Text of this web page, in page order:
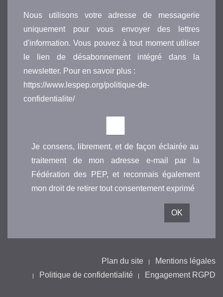
Nous utilisons votre adresse de messagerie
uniquement pour vous envoyer des lettres
d'information. Vous pouvez à tout moment utiliser
le lien de désabonnement intégré dans la
newsletter. Pour en savoir plus :
https://www.lespep.org/politique-de-
confidentialite/
Je consens, librement, et de façon éclairée au
traitement de mon adresse e-mail par la
Fédération des PEP, et reconnais également
mon droit de retirer tout consentement exprimé
Plan du site
Mentions légales
Politique de confidentialité
Engagement RGPD